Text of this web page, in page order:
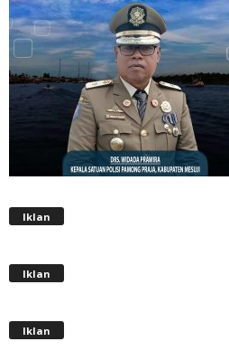
Iklan
Iklan
Iklan